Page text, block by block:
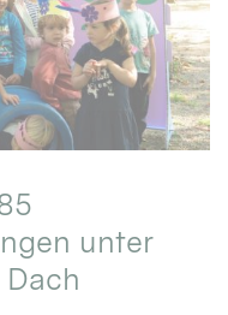
unter